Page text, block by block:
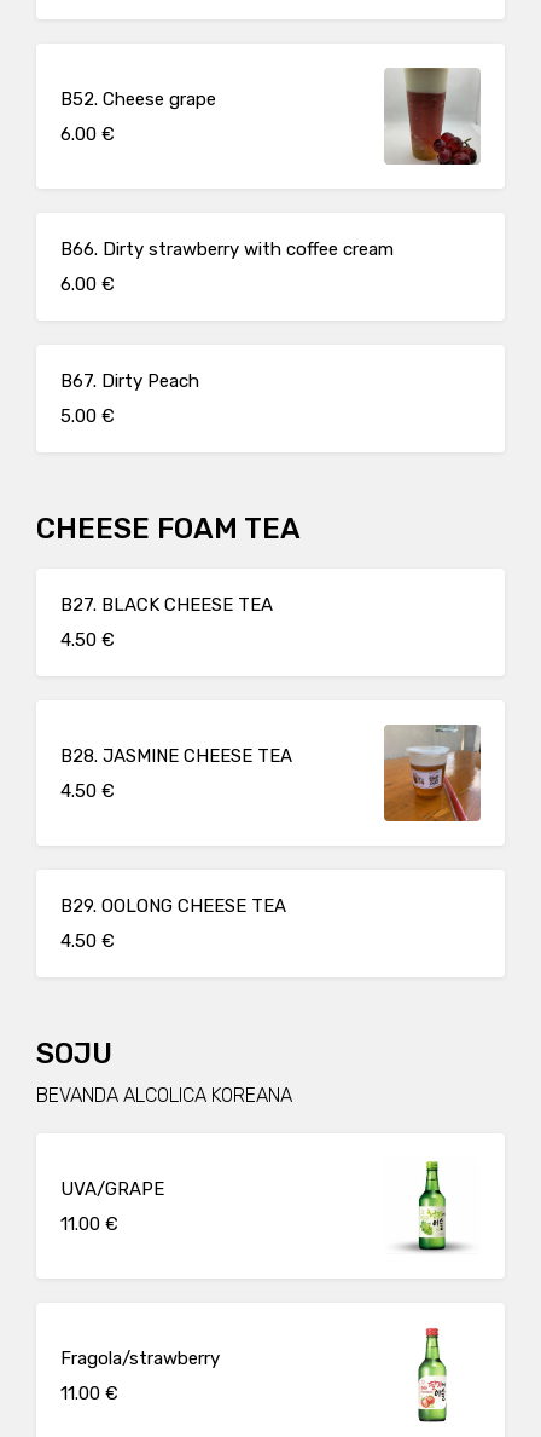
B52. Cheese grape
6.00 €
B66. Dirty strawberry with coffee cream
6.00 €
B67. Dirty Peach
5.00 €
CHEESE FOAM TEA
B27. BLACK CHEESE TEA
4.50 €
B28. JASMINE CHEESE TEA
4.50 €
B29. OOLONG CHEESE TEA
4.50 €
SOJU
BEVANDA ALCOLICA KOREANA
UVA/GRAPE
11.00 €
Fragola/strawberry
11.00 €